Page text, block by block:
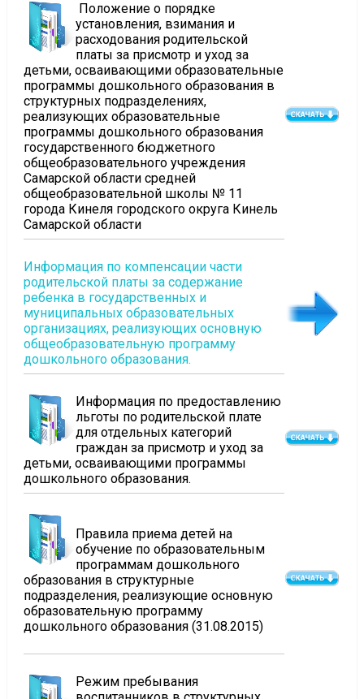
Положение о порядке
установления, взимания и
расходования родительской
платы за присмотр и уход за
детьми, осваивающими образовательные
программы дошкольного образования в
структурных подразделениях,
реализующих образовательные
программы дошкольного образования
государственного бюджетного
общеобразовательного учреждения
Самарской области средней
общеобразовательной школы № 11
города Кинеля городского округа Кинель
Самарской области
Информация по компенсации части
родительской платы за содержание
ребенка в государственных и
муниципальных образовательных
организациях, реализующих основную
общеобразовательную программу
дошкольного образования.
Информация по предоставлению
льготы по родительской плате
для отдельных категорий
граждан за присмотр и уход за
детьми, осваивающими программы
дошкольного образования.
Правила приема детей на
обучение по образовательным
программам дошкольного
образования в структурные
подразделения, реализующие основную
образовательную программу
дошкольного образования (31.08.2015)
Режим пребывания